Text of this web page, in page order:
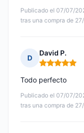
Publicado el 07/07/
tras una compra de
D
David P.
Nota: 5 de 5
Publicado el 07/07/
tras una compra de
Todo perfecto